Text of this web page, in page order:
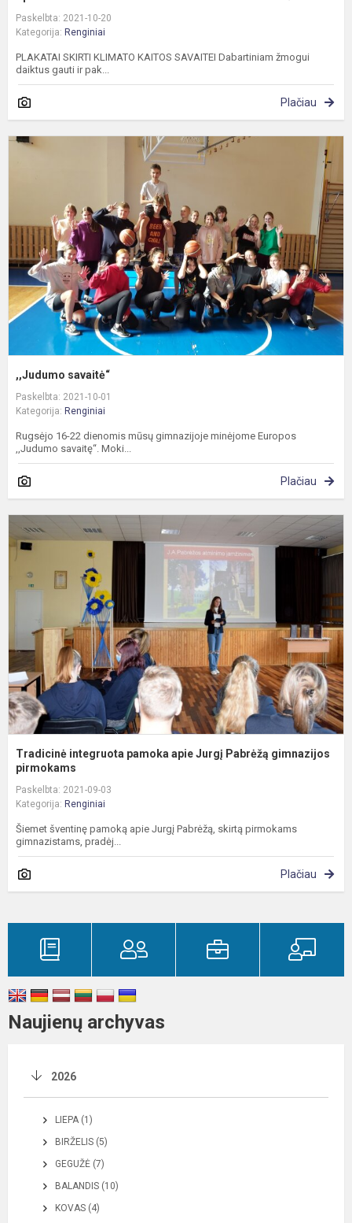
Paskelbta: 2021-10-20
Kategorija: Renginiai
PLAKATAI SKIRTI KLIMATO KAITOS SAVAITEI Dabartiniam žmogui
daiktus gauti ir pak...
Plačiau
,,Judumo savaitė“
Paskelbta: 2021-10-01
Kategorija: Renginiai
Rugsėjo 16-22 dienomis mūsų gimnazijoje minėjome Europos
,,Judumo savaitę“. Moki...
Plačiau
Tradicinė integruota pamoka apie Jurgį Pabrėžą gimnazijos
pirmokams
Paskelbta: 2021-09-03
Kategorija: Renginiai
Šiemet šventinę pamoką apie Jurgį Pabrėžą, skirtą pirmokams
gimnazistams, pradėj...
Plačiau
Naujienų archyvas
2026
LIEPA (1)
BIRŽELIS (5)
GEGUŽĖ (7)
BALANDIS (10)
KOVAS (4)